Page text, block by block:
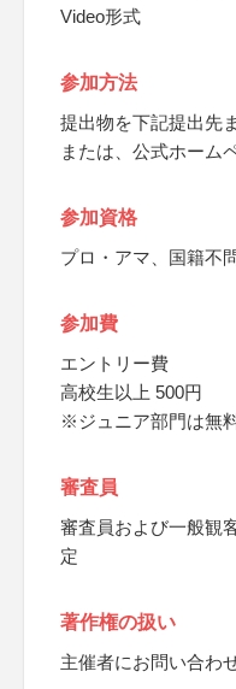
Video形式
参加方法
提出物を下記提出先
または、公式ホーム
参加資格
プロ・アマ、国籍不
参加費
エントリー費
高校生以上 500円
※ジュニア部門は無
審査員
審査員および一般観
定
著作権の扱い
主催者にお問い合わ